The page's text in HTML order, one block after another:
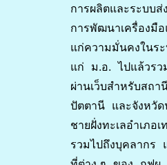
การผลิตและระบบ
การพัฒนาเครื่องมื
แก่ความมั่นคงในร
แก่ ม.อ. ไปแล้วรว
ผ่านเว็บสำหรับสถ
ปัตตานี และจังหวัด
ชายฝั่งทะเลอำเภ
รวมไปถึงบุคลากร